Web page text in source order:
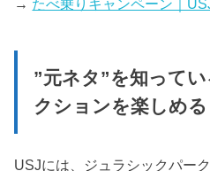
→ たべ乗りキャンペーン｜
”元ネタ”を知って
クションを楽しめる
USJには、ジュラシックパー